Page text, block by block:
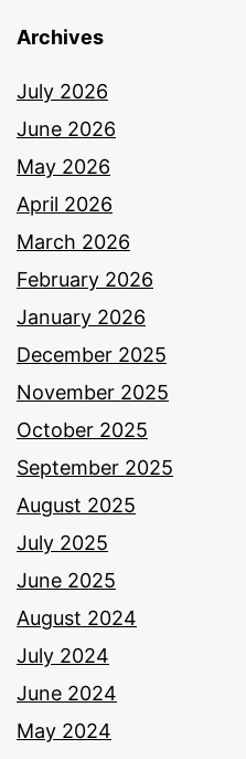
Archives
July 2026
June 2026
May 2026
April 2026
March 2026
February 2026
January 2026
December 2025
November 2025
October 2025
September 2025
August 2025
July 2025
June 2025
August 2024
July 2024
June 2024
May 2024